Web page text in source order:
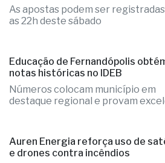
As apostas podem ser
as 22h deste sábado
Educação de Fernandópolis
notas históricas no IDEB
Números colocam município em
destaque regional e provam
Auren Energia reforça uso de
e drones contra incêndios